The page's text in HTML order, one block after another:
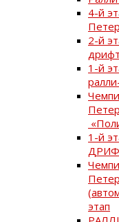
4-й
2-й
1-й
1-й
этап